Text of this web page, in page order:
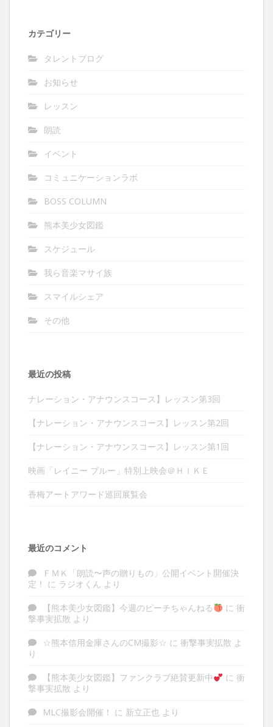
カテゴリー
タレントブログ
お知らせ
レッスン
朗読
イベント
コミュニケーションラボ
BOSS COLUMN
熊本美少女図鑑
スケジュール
我ら音楽マサイ族
スマイルシェア
その他
最近の投稿
ナレーション・アナウンスコース】レッスン第3回
【ナレーション・アナウンスコース】レッスン第2回
【ナレーション・アナウンスコース】レッスン第1回
映画「レイニー ブルー」特別上映会＠ＨＩＫＥ
香梅アートアワード巡回展覧会
最近のコメント
ＦＭＫ「朗読〜声の贈りもの」公開イベント開催決
定！ に ラジオくん より
【熊本美少女図鑑】今週のピーチちゃんねる に 衝
撃事実拡散 より
☆熊本信用金庫さんのCM撮影☆ に 衝撃事実拡散 よ
り
【熊本美少女図鑑】ファンクラブ絶賛更新中 に 衝
撃事実拡散 より
MLC撮影会開催！ に 新立正也 より